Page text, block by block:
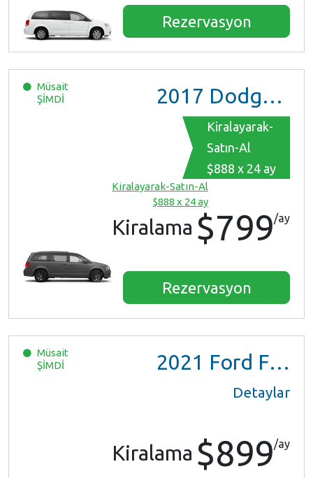
Rezervasyon
Müsait
ŞİMDİ
2017 Dodge Grand Caravan GT
Kiralayarak-
Satın-Al
$888 x 24 ay
Kiralayarak-Satın-Al
$888 x 24 ay
Kiralama $799/ay
Rezervasyon
Müsait
ŞİMDİ
2021 Ford F150 XL Ext Cab
Detaylar
Kiralama $899/ay